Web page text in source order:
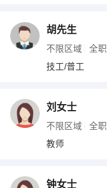
胡先生
不限区域 全职
技工/普工
刘女士
不限区域 全职
教师
钟女士